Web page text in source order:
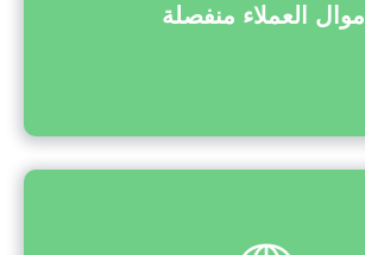
أموال العملاء منفصلة